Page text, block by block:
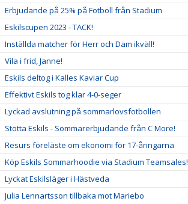
Erbjudande på 25% på Fotboll från Stadium
Eskilscupen 2023 - TACK!
Inställda matcher för Herr och Dam ikväll!
Vila i frid, Janne!
Eskils deltog i Kalles Kaviar Cup
Effektivt Eskils tog klar 4-0-seger
Lyckad avslutning på sommarlovsfotbollen
Stötta Eskils - Sommarerbjudande från C More!
Resurs föreläste om ekonomi för 17-åringarna
Köp Eskils Sommarhoodie via Stadium Teamsales!
Lyckat Eskilsläger i Hästveda
Julia Lennartsson tillbaka mot Mariebo